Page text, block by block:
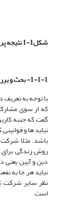
شکل1-1 نتیجه پرسش اول
1-1-1- بحث و بررسی
با توجه به
که از سوی
گفت که جنبه
نباید ها و
باشد. مثلا
روش زندگی
دین و آیین یعنی
نباید هر جا به
است.